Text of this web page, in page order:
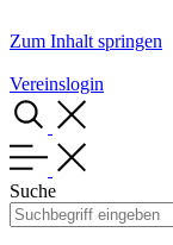
Zum Inhalt springen
Vereinslogin
Suche